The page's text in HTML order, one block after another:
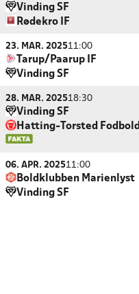
Vinding SF
Rødekro IF
23. MAR. 202511:00
Tarup/Paarup IF
Vinding SF
28. MAR. 202518:30
Vinding SF
Hatting-Torsted Fodbold
06. APR. 202511:00
Boldklubben Marienlyst
Vinding SF